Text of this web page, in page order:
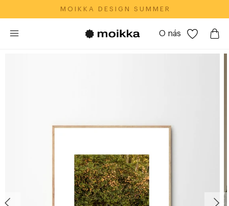
M O I K K A‎ ‎ ‎ D E S I G N‎ ‎ ‎ S U M M E R
O nás